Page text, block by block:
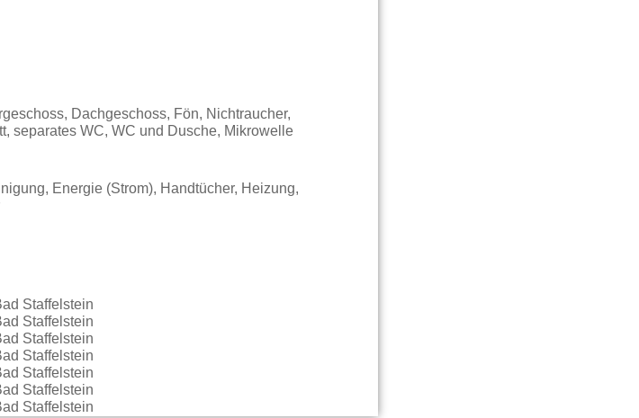
Dachgeschoss, Fön, Nichtraucher,
separates WC, WC und Dusche, Mikrowelle
Energie (Strom), Handtücher, Heizung,